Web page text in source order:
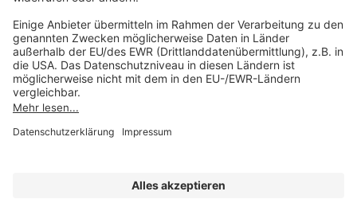
Impressum
Datenschutz
AGB und Lizenzbedingungen